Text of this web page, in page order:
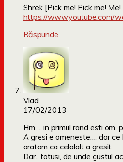
Shrek [Pick me! Pick me! Me!
https://www.youtube.com/
Răspunde
Vlad
17/02/2013
Hm, .. in primul rand esti om,
A gresi e omeneste…. dar ce
aratam ca celalalt a gresit.
Dar.. totusi, de unde gustul